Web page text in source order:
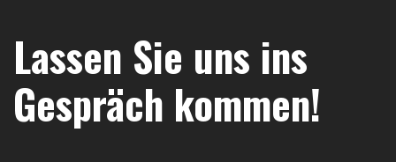
Lassen Sie uns ins
Gespräch kommen!